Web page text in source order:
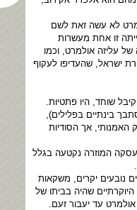
לא עשה זאת לשם
זו אחת מעשרות
עליזה אולמרט, וכמו
ישראל, שהעדיפו לעקוף
שוחד, היו פתטיות.
בינתיים בפלילים),
האמנותי, אך הסודיות
המוזרה נקטעה בגלל
נובעים יקרים, משקאות
שהיה בביתו של
עד יעבור זעם.